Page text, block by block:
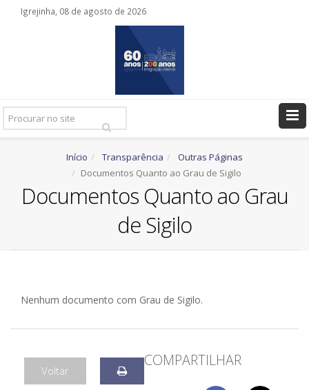
Igrejinha, 08 de agosto de 2026
Pesquisar
Ir
Início Transparência
Outras Páginas
Documentos Quanto ao Grau de Sigilo
Documentos Quanto ao Grau
de Sigilo
Nenhum documento com Grau de Sigilo.
Voltar
COMPARTILHAR